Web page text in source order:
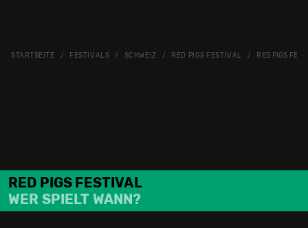
STARTSEITE FESTIVALS SCHWEIZ RED PIGS FESTIVAL RED PIGS
RED PIGS FESTIVAL
WER SPIELT WANN?